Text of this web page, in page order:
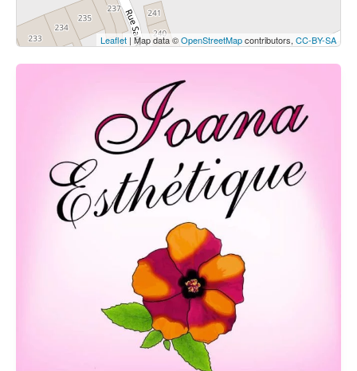
Leaflet | Map data ©OpenStreetMapcontributors, CC-BY-SA